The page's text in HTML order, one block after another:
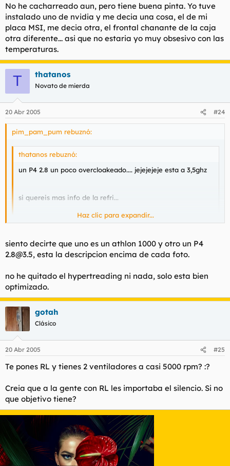
No he cacharreado aun, pero tiene buena pinta. Yo tuve
instalado uno de nvidia y me decia una cosa, el de mi
placa MSI, me decia otra, el frontal chanante de la caja
otra diferente... asi que no estaria yo muy obsesivo con las
temperaturas.
T thatanos
Novato de mierda
20 Abr 2005 #24
pim_pam_pum rebuznó:
thatanos rebuznó:
un P4 2.8 un poco overcloakeado.... jejejejeje esta a 3,5ghz
si quereis mas info de la refri...
https://www.hardlimit.com/forum/showthread.php?t=29964
Haz clic para expandir...
¿Cómo puede ser que teniendo los dos el mismo micro, placa
base y RL tengamos 10 ºC de diferencia? Encima a 3500, el
mío a 2800 está a 42-43 ¿Le has quitado el HT o algo?
Haz clic para expandir...
siento decirte que uno es un athlon 1000 y otro un P4
2.8@3.5, esta la descripcion encima de cada foto.
no he quitado el hypertreading ni nada, solo esta bien
optimizado.
gotah
Clásico
20 Abr 2005 #25
Te pones RL y tienes 2 ventiladores a casi 5000 rpm? :?
Creia que a la gente con RL les importaba el silencio. Si no
que objetivo tiene?